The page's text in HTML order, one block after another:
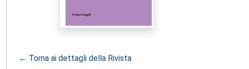
← Torna ai dettagli della Rivista